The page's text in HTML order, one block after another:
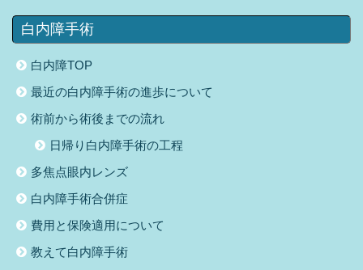
白内障手術
白内障TOP
最近の白内障手術の進歩について
術前から術後までの流れ
日帰り白内障手術の工程
多焦点眼内レンズ
白内障手術合併症
費用と保険適用について
教えて白内障手術